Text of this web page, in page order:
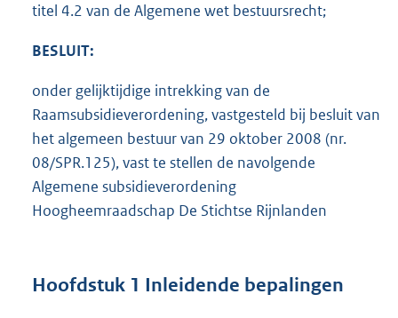
titel 4.2 van de Algemene wet bestuursrecht;
BESLUIT:
onder gelijktijdige intrekking van de
Raamsubsidieverordening, vastgesteld bij besluit van
het algemeen bestuur van 29 oktober 2008 (nr.
08/SPR.125), vast te stellen de navolgende
Algemene subsidieverordening
Hoogheemraadschap De Stichtse Rijnlanden
Hoofdstuk 1 Inleidende bepalingen